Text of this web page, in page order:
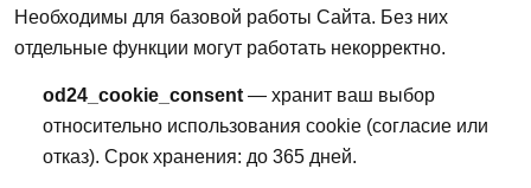
Необходимы для базовой работы Сайта. Без них
отдельные функции могут работать некорректно.
od24_cookie_consent — хранит ваш выбор
относительно использования cookie (согласие или
отказ). Срок хранения: до 365 дней.